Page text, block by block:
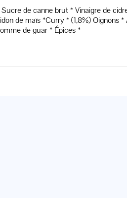
de canne brut * Vinaigre de
de maïs *Curry * (1,8%) Oignons *
de guar * Épices *